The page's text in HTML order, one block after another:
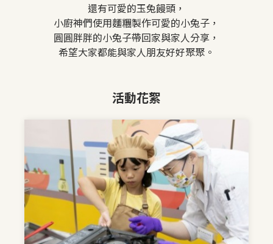
還有可愛的玉兔饅頭，
小廚神們使用麵糰製作可愛的小兔子，
圓圓胖胖的小兔子帶回家與家人分享，
希望大家都能與家人朋友好好聚聚。
活動花絮